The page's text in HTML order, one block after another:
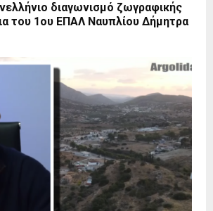
διαγωνισμό ζωγραφικής
του 1ου ΕΠΑΛ Ναυπλίου Δήμητρα